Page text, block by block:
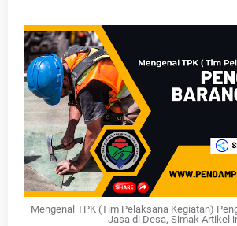
Mengenal TPK (Tim Pelaksana Kegiatan)
Jasa di Desa, Simak Artikel